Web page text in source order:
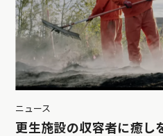
ニュース
更生施設の収容者に癒し